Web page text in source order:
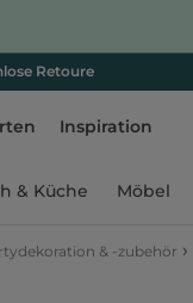
Retoure
Inspiration
& Küche Möbel
& -zubehör ›